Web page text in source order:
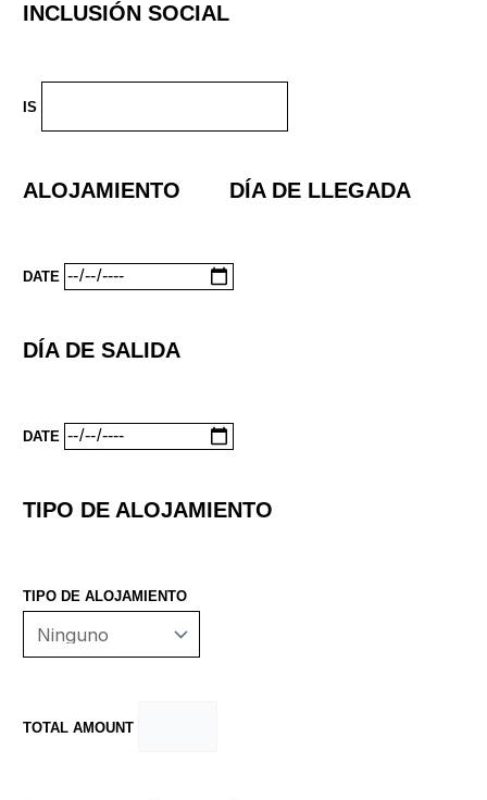
INCLUSIÓN SOCIAL
IS
ALOJAMIENTO DÍA DE LLEGADA
DATE
DÍA DE SALIDA
DATE
TIPO DE ALOJAMIENTO
TIPO DE ALOJAMIENTO
TOTAL AMOUNT